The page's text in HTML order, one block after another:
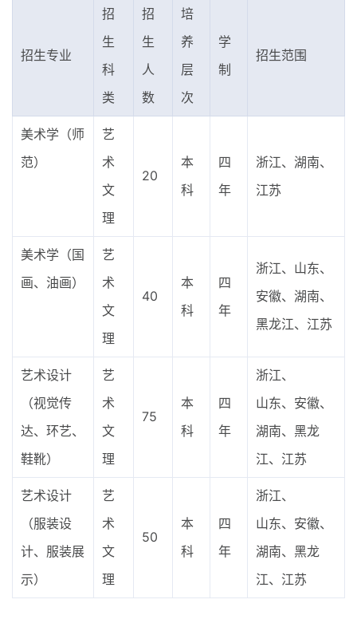
招生专业
招
生
科
类
招
生
人
数
培
养
层
次
学
制
招生范围
美术学（师
范）
艺
术
文
理
20
本
科
四
年
浙江、湖南、
江苏
美术学（国
画、油画）
艺
术
文
理
40
本
科
四
年
浙江、山东、
安徽、湖南、
黑龙江、江苏
艺术设计
（视觉传
达、环艺、
鞋靴）
艺
术
文
理
75
本
科
四
年
浙江、
山东、安徽、
湖南、黑龙
江、江苏
艺术设计
（服装设
计、服装展
示）
艺
术
文
理
50
本
科
四
年
浙江、
山东、安徽、
湖南、黑龙
江、江苏